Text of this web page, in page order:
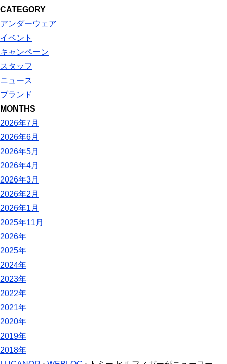
CATEGORY
アンダーウェア
イベント
キャンペーン
スタッフ
ニュース
ブランド
MONTHS
2026年7月
2026年6月
2026年5月
2026年4月
2026年3月
2026年2月
2026年1月
2025年11月
2026年
2025年
2024年
2023年
2022年
2021年
2020年
2019年
2018年